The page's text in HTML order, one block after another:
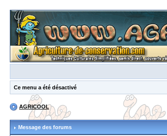
Ce menu a été désactivé
AGRICOOL
Message des forums